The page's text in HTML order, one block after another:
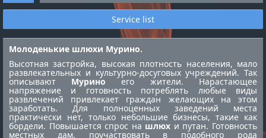
Service list
Молоденькие шлюхи Мурино.
Высотная застройка, высокая плотность населения, мало
развлекательных и культурно-досуговых учреждений. Так
описывают Мурино его жители. Нарастающее
напряжение и готовность потреблять любые виды
развлечений привлекает граждан желающих на этом
заработать. Для полноценных заведений места
практически нет, только небольшие бизнесы, такие как
бордели. Повышается спрос на шлюх и путан. Готовность
местных дам, поучаствовать в подобного рода